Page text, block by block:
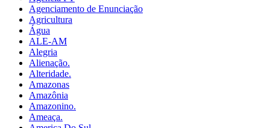
Agenciamento de Enunciação
Agricultura
Água
ALE-AM
Alegria
Alienação.
Alteridade.
Amazonas
Amazônia
Amazonino.
Ameaça.